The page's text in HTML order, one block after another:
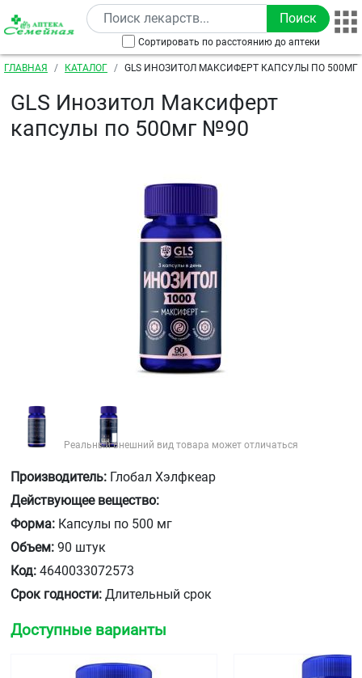
Перейти к основному содержанию
Сортировать по расстоянию до аптеки
Строка навигации
ГЛАВНАЯ КАТАЛОГ GLS ИНОЗИТОЛ МАКСИФЕРТ КАПСУЛЫ ПО 500МГ
GLS Инозитол Максиферт
капсулы по 500мг №90
Реальный внешний вид товара может отличаться
Производитель: Глобал Хэлфкеар
Действующее вещество:
Форма: Капсулы по 500 мг
Объем: 90 штук
Код: 4640033072573
Срок годности: Длительный срок
Доступные варианты